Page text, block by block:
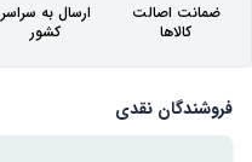
ضمانت اصالت
کالاها
ارسال به سراسر
کشور
فروشندگان نقدی